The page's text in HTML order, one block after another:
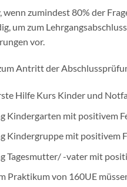
wenn zumindest 80% der
um zum
vor.
Antritt der
Hilfe Kurs Kinder und
Kindergarten mit positivem
Kindergruppe mit positivem
Tagesmutter/ -vater mit
Praktikum von 160UE